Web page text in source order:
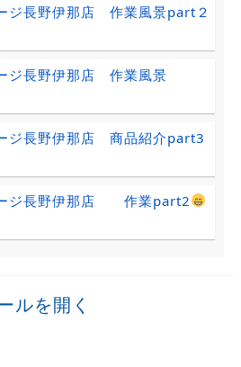
ジ長野伊那店 作業風景part２
ジ長野伊那店 作業風景
ジ長野伊那店 商品紹介part3
ジ長野伊那店 作業part2
ルを開く